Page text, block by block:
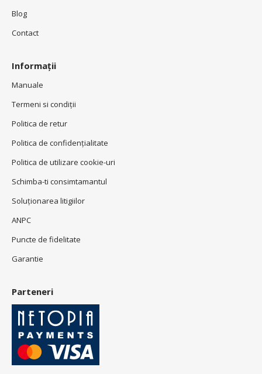
Blog
Contact
Informații
Manuale
Termeni si condiţii
Politica de retur
Politica de confidenţialitate
Politica de utilizare cookie-uri
Schimba-ti consimtamantul
Soluționarea litigiilor
ANPC
Puncte de fidelitate
Garantie
Parteneri